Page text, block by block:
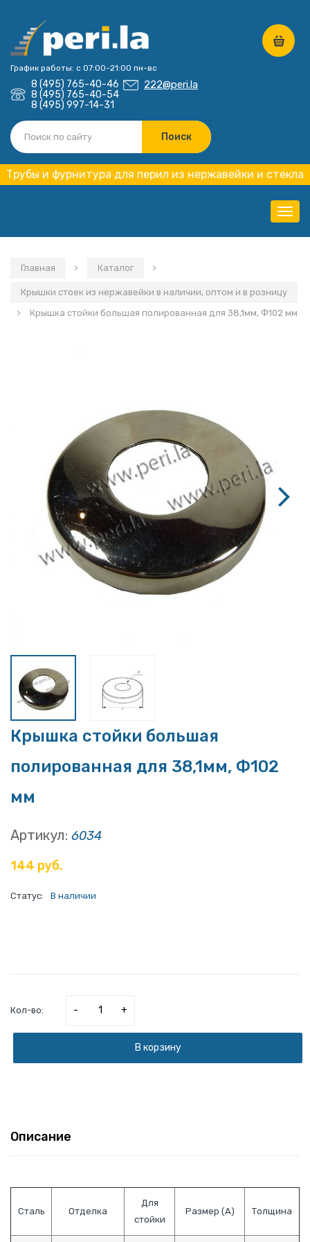
График работы: с 07:00-21:00 пн-вс
8 (495) 765-40-46
8 (495) 765-40-54
8 (495) 997-14-31
222@peri.la
Трубы и фурнитура для перил из нержавейки и стекла
Главная Каталог
Крышки стоек из нержавейки в наличии, оптом и в розницу
Крышка стойки большая полированная для 38,1мм, Ф102 мм
Крышка стойки большая
полированная для 38,1мм, Ф102
мм
Артикул: 6034
144 руб.
Статус: В наличии
Кол-во: - +
В корзину
Описание
Сталь Отделка
Для
стойки
Размер (A) Толщина